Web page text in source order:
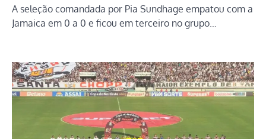
A seleção comandada por Pia Sundhage empatou com a
Jamaica em 0 a 0 e ficou em terceiro no grupo…